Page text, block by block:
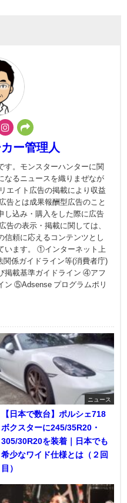
ー管理人
す。モンスターハンターに関
なるニュースを織りまぜなが
エイト広告の掲載により収益
告とは成果報酬型広告のこと
し込み・購入をした際に広告
告の表示・掲載に関しては、
信頼に応えるコンテンツとし
います。 ①インターネット上
係ガイドライン等(消費者庁)
掲載基準ガイドライン ④アフ
ン ⑤Adsense プログラムポリ
ニュース
【日本で数台】ポルシェ718
ボクスターに245/35R20・
305/30R20を装着｜日本でも
希少なワイド仕様とは（２回
目）